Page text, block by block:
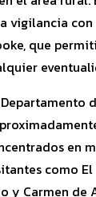
vigilancia
que
en
como El
y Carmen de